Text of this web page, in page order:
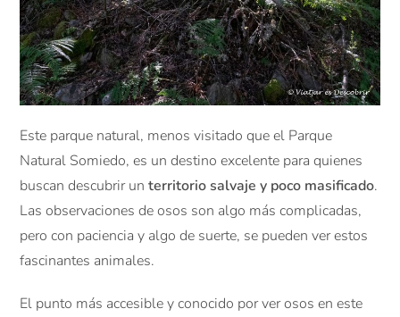
Este parque natural, menos visitado que el Parque
Natural Somiedo, es un destino excelente para quienes
buscan descubrir unterritorio salvaje y poco masificado.
Las observaciones de osos son algo más complicadas,
pero con paciencia y algo de suerte, se pueden ver estos
fascinantes animales.
El punto más accesible y conocido por ver osos en este